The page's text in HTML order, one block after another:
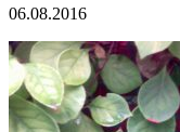
06.08.2016